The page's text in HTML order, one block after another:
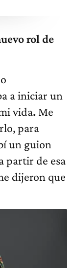
rol de
a iniciar un
vida. Me
para
un guion
partir de esa
dijeron que